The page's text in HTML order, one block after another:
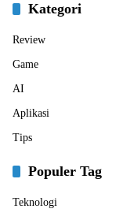
Kategori
Review
Game
AI
Aplikasi
Tips
Populer Tag
Teknologi